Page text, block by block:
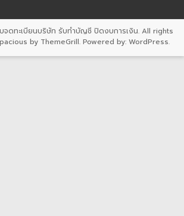
จดทะเบียนบริษัท รับทำบัญชี ปิดงบการเงิน. All rights
by ThemeGrill. Powered by:WordPress.